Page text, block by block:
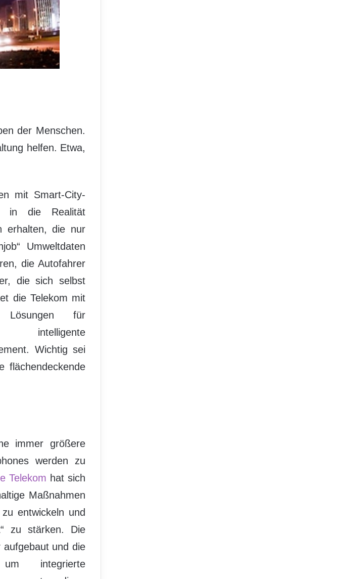
der Menschen.
helfen. Etwa,
mit Smart-City-
in die Realität
erhalten, die nur
Umweltdaten
die Autofahrer
die sich selbst
die Telekom mit
für
intelligente
Wichtig sei
flächendeckende
immer größere
werden zu
Telekom hat sich
Maßnahmen
entwickeln und
zu stärken. Die
und die
integrierte